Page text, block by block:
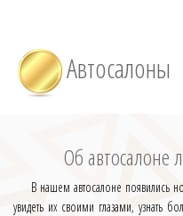
Автосалоны
Об автосалоне
В нашем автосалоне появились
увидеть их своими глазами, узнать